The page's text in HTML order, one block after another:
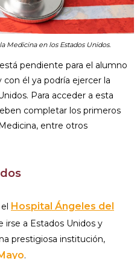
Medicina en los Estados Unidos.
pendiente para el alumno
con él ya podría ejercer la
Para acceder a esta
completar los primeros
entre otros
Hospital Ángeles del
irse a Estados Unidos y
prestigiosa institución,
.